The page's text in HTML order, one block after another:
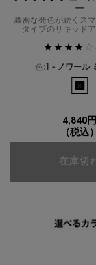
ー
濃密な発色が続くス
タイプのリキッド
色: 1 - ノワール
選択
商
4,840円
（税込）
在庫切